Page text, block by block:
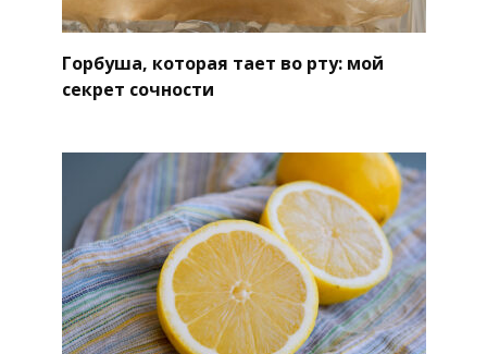
Горбуша, которая тает во рту: мой
секрет сочности